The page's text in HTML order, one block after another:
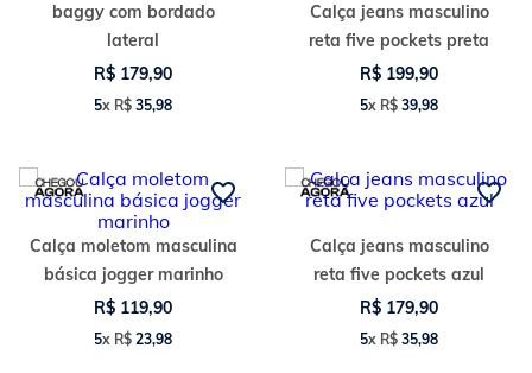
baggy com bordado
lateral
R$ 179,90
5x R$ 35,98
Calça jeans masculino
reta five pockets preta
R$ 199,90
5x R$ 39,98
Calça moletom masculina
básica jogger marinho
R$ 119,90
5x R$ 23,98
Calça jeans masculino
reta five pockets azul
R$ 179,90
5x R$ 35,98